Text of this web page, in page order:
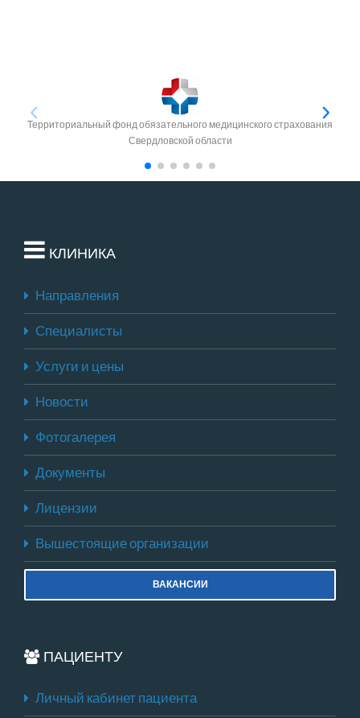
Территориальный фонд обязательного медицинского страхования
Свердловской области
КЛИНИКА
Направления
Специалисты
Услуги и цены
Новости
Фотогалерея
Документы
Лицензии
Вышестоящие организации
ВАКАНСИИ
ПАЦИЕНТУ
Личный кабинет пациента